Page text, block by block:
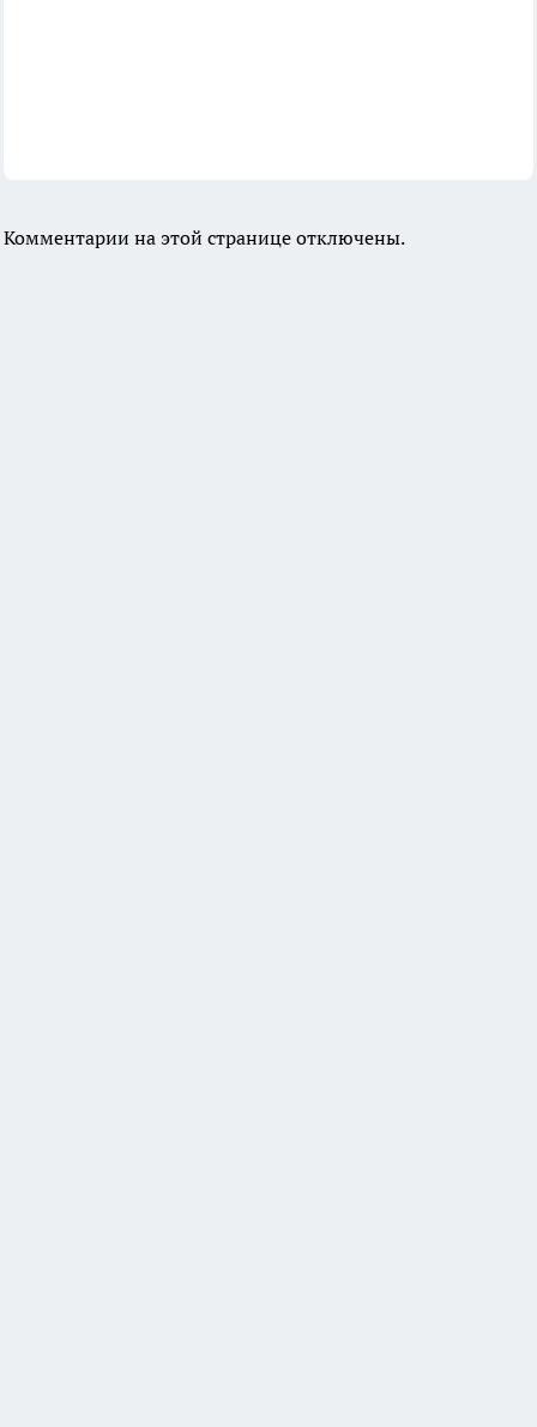
Комментарии на этой странице отключены.